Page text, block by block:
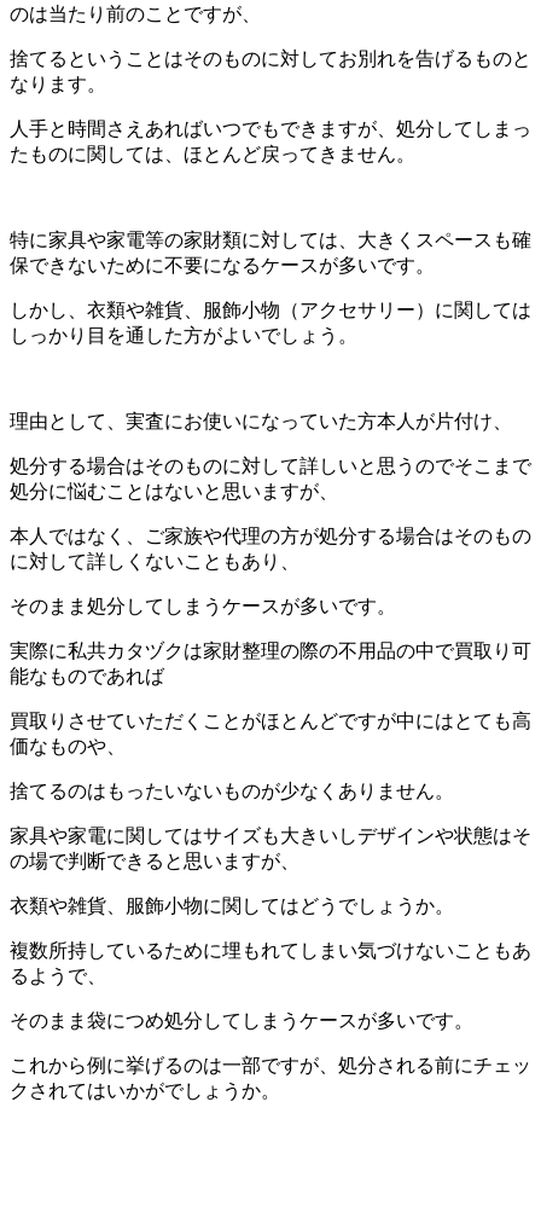
のは当たり前のことですが、
捨てるということはそのものに対してお別れを告げるものと
なります。
人手と時間さえあればいつでもできますが、処分してしまっ
たものに関しては、ほとんど戻ってきません。
特に家具や家電等の家財類に対しては、大きくスペースも確
保できないために不要になるケースが多いです。
しかし、衣類や雑貨、服飾小物（アクセサリー）に関しては
しっかり目を通した方がよいでしょう。
理由として、実査にお使いになっていた方本人が片付け、
処分する場合はそのものに対して詳しいと思うのでそこまで
処分に悩むことはないと思いますが、
本人ではなく、ご家族や代理の方が処分する場合はそのもの
に対して詳しくないこともあり、
そのまま処分してしまうケースが多いです。
実際に私共カタヅクは家財整理の際の不用品の中で買取り可
能なものであれば
買取りさせていただくことがほとんどですが中にはとても高
価なものや、
捨てるのはもったいないものが少なくありません。
家具や家電に関してはサイズも大きいしデザインや状態はそ
の場で判断できると思いますが、
衣類や雑貨、服飾小物に関してはどうでしょうか。
複数所持しているために埋もれてしまい気づけないこともあ
るようで、
そのまま袋につめ処分してしまうケースが多いです。
これから例に挙げるのは一部ですが、処分される前にチェッ
クされてはいかがでしょうか。